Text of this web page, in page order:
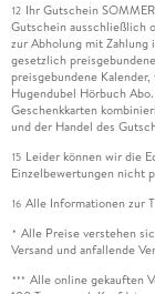
12 Ihr Gutschein
Gutschein ausschließlich
zur Abholung mit
gesetzlich
preisgebundene
Hugendubel Hörbuch
Geschenkkarten
und der Handel des
15 Leider können wir die
Einzelbewertungen nicht
16 Alle Informationen zur
* Alle Preise verstehen
Versand und anfallende
*** Alle online gekauften